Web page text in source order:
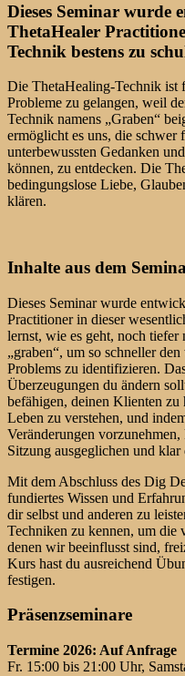
Dieses Seminar wurde
ThetaHealer
Technik bestens zu
Die ThetaHealing-Technik ist
Probleme zu gelangen, weil
Technik namens „Graben“
ermöglicht es uns, die schwer
unterbewussten Gedanken
können, zu entdecken. Die
bedingungslose Liebe,
klären.
Inhalte aus dem
Dieses Seminar wurde
Practitioner in dieser
lernst, wie es geht, noch tiefer
„graben“, um so schneller
Problems zu identifizieren.
Überzeugungen du ändern
befähigen, deinen Klienten zu
Leben zu verstehen, und
Veränderungen
Sitzung ausgeglichen und klar
Mit dem Abschluss des Dig
fundiertes Wissen und
dir selbst und anderen zu
Techniken zu kennen, um die
denen wir beeinflusst sind,
Kurs hast du ausreichend
festigen.
Präsenzseminare
Termine 2026: Auf Anfrage
Fr. 15:00 bis 21:00 Uhr,